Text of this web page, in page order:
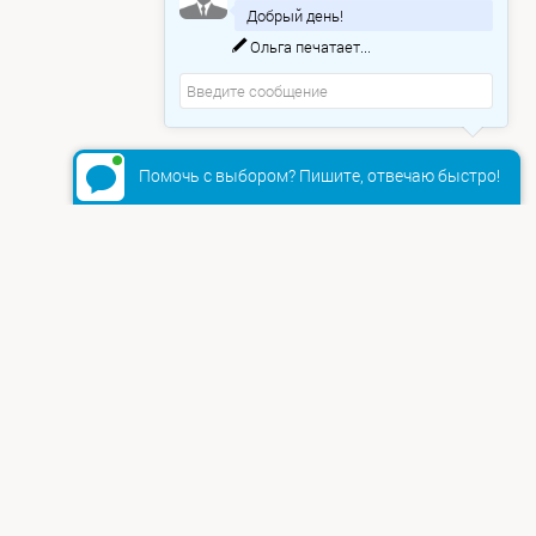
Помочь с выбором? Пишите, отвечаю быстро!
Добрый день!
Ольга печатает...